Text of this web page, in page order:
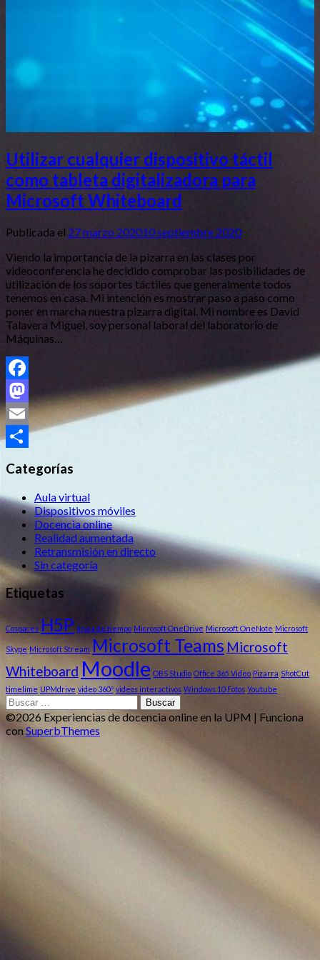
Utilizar cualquier dispositivo táctil
como tableta digitalizadora para
Microsoft Whiteboard
Publicada el 27 marzo 202010 septiembre 2020
Viendo la importancia de la pizarra en las clases por
videoconferencia he decidido comprobar las posibilidades de
utilización de los soportes táctiles que generalmente todos
tenemos en casa. Mi intención es mostrar paso a paso como
poner en marcha nuestra pizarra digital. Mi nombre es David
Talavera Miguel, soy personal laboral del laboratorio de
Máquinas…
Facebook
Mastodon
Email
Categorías
Aula virtual
Dispositivos móviles
Docencia online
Realidad aumentada
Retransmisión en directo
Sin categoría
Etiquetas
Cospaces H5P linea de tiempo Microsoft OneDrive Microsoft OneNote Microsoft
Skype Microsoft Stream Microsoft Teams Microsoft
WhiteboardMoodle OBS Studio Office 365 Video Pizarra ShotCut
timelime UPMdrive video 360º videos interactivos Windows 10 Fotos Youtube
Buscar:
©2026 Experiencias de docencia online en la UPM | Funciona
conSuperbThemes